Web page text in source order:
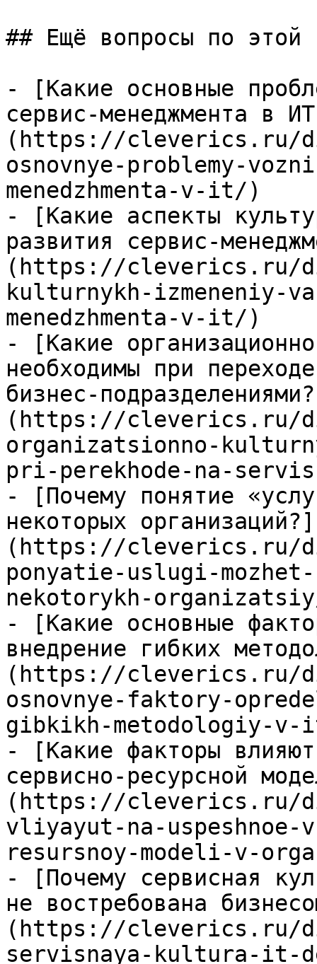
## Ещё вопросы по этой
- [Какие основные
сервис-менеджмента в
(https://cleverics.ru/
osnovnye-problemy-
menedzhmenta-v-it/)
- [Какие аспекты
развития сервис-
(https://cleverics.ru/
kulturnykh-izmeneniy-
menedzhmenta-v-it/)
- [Какие
необходимы при
бизнес-
(https://cleverics.ru/
organizatsionno-
pri-perekhode-na-
- [Почему понятие
некоторых организаций?]
(https://cleverics.ru/
ponyatie-uslugi-
nekotorykh-
- [Какие основные
внедрение гибких
(https://cleverics.ru/
osnovnye-faktory-
gibkikh-metodologiy-v-
- [Какие факторы
сервисно-ресурсной
(https://cleverics.ru/
vliyayut-na-uspeshnoe-
resursnoy-modeli-v-
- [Почему сервисная
не востребована
(https://cleverics.ru/
servisnaya-kultura-it-